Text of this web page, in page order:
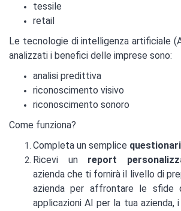
tessile
retail
Le tecnologie di intelligenza artificiale
analizzati i benefici delle imprese sono:
analisi predittiva
riconoscimento visivo
riconoscimento sonoro
Come funziona?
Completa un semplice
Ricevi un report
azienda che ti fornirà il livello di
azienda per affrontare le sfide
applicazioni AI per la tua azienda,